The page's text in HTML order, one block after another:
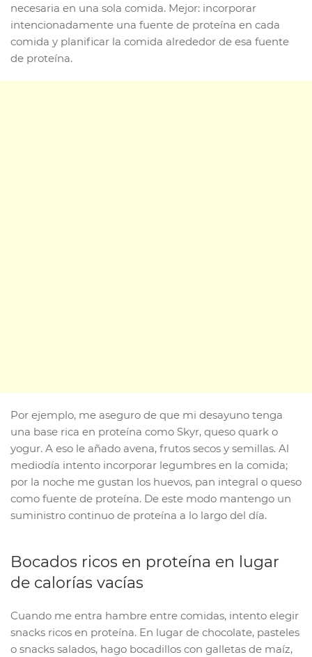
necesaria en una sola comida. Mejor: incorporar
intencionadamente una fuente de proteína en cada
comida y planificar la comida alrededor de esa fuente
de proteína.
Por ejemplo, me aseguro de que mi desayuno tenga
una base rica en proteína como Skyr, queso quark o
yogur. A eso le añado avena, frutos secos y semillas. Al
mediodía intento incorporar legumbres en la comida;
por la noche me gustan los huevos, pan integral o queso
como fuente de proteína. De este modo mantengo un
suministro continuo de proteína a lo largo del día.
Bocados ricos en proteína en lugar
de calorías vacías
Cuando me entra hambre entre comidas, intento elegir
snacks ricos en proteína. En lugar de chocolate, pasteles
o snacks salados, hago bocadillos con galletas de maíz,